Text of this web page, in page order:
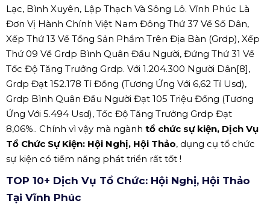
Lạc, Bình Xuyên, Lập Thạch Và Sông Lô. Vĩnh Phúc Là
Đơn Vị Hành Chính Việt Nam Đông Thứ 37 Về Số Dân,
Xếp Thứ 13 Về Tổng Sản Phẩm Trên Địa Bàn (Grdp), Xếp
Thứ 09 Về Grdp Bình Quân Đầu Người, Đứng Thứ 31 Về
Tốc Độ Tăng Trưởng Grdp. Với 1.204.300 Người Dân[8],
Grdp Đạt 152.178 Tỉ Đồng (Tương Ứng Với 6,62 Tỉ Usd),
Grdp Bình Quân Đầu Người Đạt 105 Triệu Đồng (Tương
Ứng Với 5.494 Usd), Tốc Độ Tăng Trưởng Grdp Đạt
8,06%.. Chính vì vậy mà ngành tổ chức sự kiện, Dịch Vụ
Tổ Chức Sự Kiện: Hội Nghị, Hội Thảo, dụng cụ tổ chức
sự kiện có tiềm năng phát triển rất tốt !
TOP 10+ Dịch Vụ Tổ Chức: Hội Nghị, Hội Thảo
Tại Vĩnh Phúc